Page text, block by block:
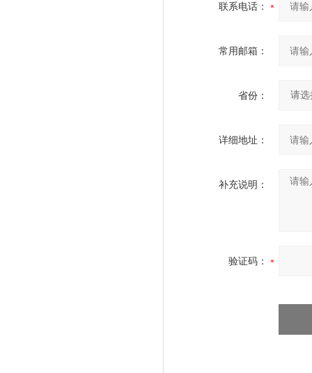
联系电话：
常用邮箱：
省份：
详细地址：
补充说明：
验证码：